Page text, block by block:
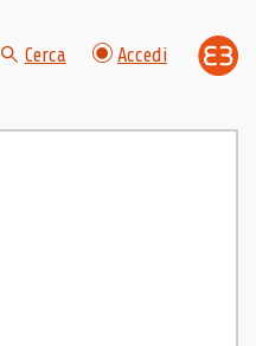
Cerca Accedi